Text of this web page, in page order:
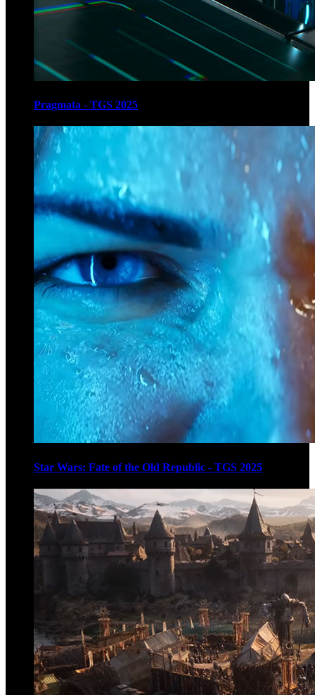
Pragmata - TGS 2025
Star Wars: Fate of the Old Republic - TGS 2025